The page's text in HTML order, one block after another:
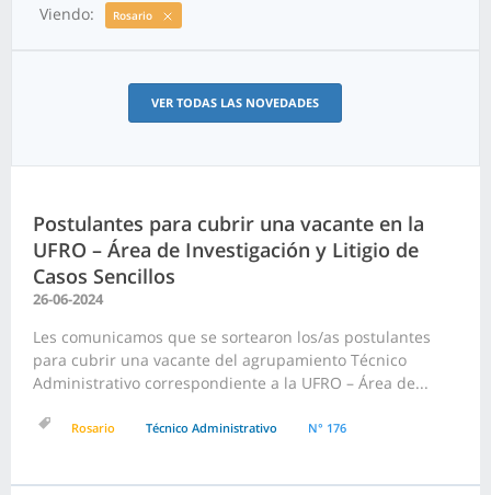
Viendo: Rosario
VER TODAS LAS NOVEDADES
Postulantes para cubrir una vacante en la
UFRO – Área de Investigación y Litigio de
Casos Sencillos
26-06-2024
Les comunicamos que se sortearon los/as postulantes
para cubrir una vacante del agrupamiento Técnico
Administrativo correspondiente a la UFRO – Área de...
Rosario Técnico Administrativo N° 176